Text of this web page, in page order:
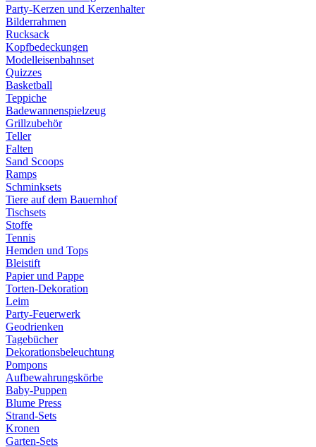
Party-Kerzen und Kerzenhalter
Bilderrahmen
Rucksack
Kopfbedeckungen
Modelleisenbahnset
Quizzes
Basketball
Teppiche
Badewannenspielzeug
Grillzubehör
Teller
Falten
Sand Scoops
Ramps
Schminksets
Tiere auf dem Bauernhof
Tischsets
Stoffe
Tennis
Hemden und Tops
Bleistift
Papier und Pappe
Torten-Dekoration
Leim
Party-Feuerwerk
Geodrienken
Tagebücher
Dekorationsbeleuchtung
Pompons
Aufbewahrungskörbe
Baby-Puppen
Blume Press
Strand-Sets
Kronen
Garten-Sets